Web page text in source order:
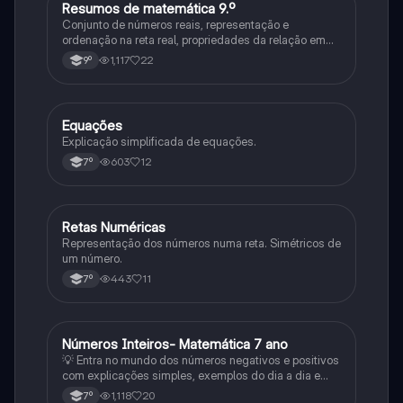
Matemática
Resumos de matemática 9.º
Conjunto de números reais, representação e
ordenação na reta real, propriedades da relação em
ordem R, expressões com números reais exatos,
valores aproximados, intervalos de números reais
9º 1,117 22
Matemática
Equações
Explicação simplificada de equações.
7º 603 12
Matemática
Retas Numéricas
Representação dos números numa reta. Simétricos de
um número.
7º 443 11
Matemática
Números Inteiros- Matemática 7 ano
💡 Entra no mundo dos números negativos e positivos
com explicações simples, exemplos do dia a dia e
exercícios práticos! Neste slide vais aprender a: ✅
7º 1,118 20